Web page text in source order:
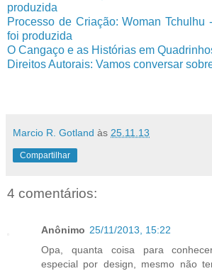
produzida
Processo de Criação: Woman Tchulhu
foi produzida
O Cangaço e as Histórias em
Direitos Autorais: Vamos conversar
Marcio R. Gotland às 25.11.13
Compartilhar
4 comentários:
Anônimo 25/11/2013, 15:22
Opa, quanta coisa para
especial por design, mesmo não